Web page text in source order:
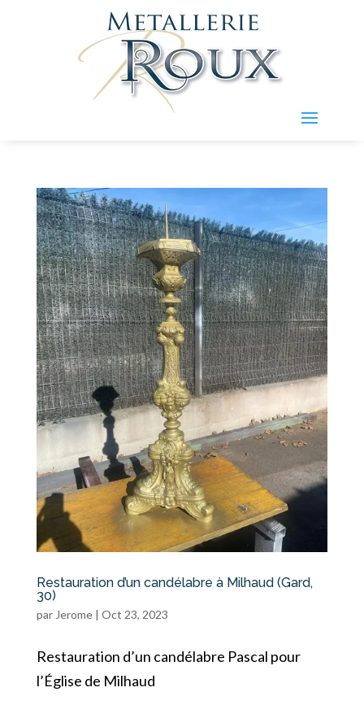
Restauration d’un candélabre à Milhaud (Gard,
30)
par Jerome| Oct 23, 2023
Restauration d’un candélabre Pascal pour
l’Église de Milhaud